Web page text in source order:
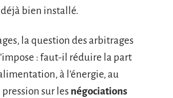
déjà bien installé.
la question des arbitrages
: faut-il réduire la part
à l’énergie, au
pression sur les négociations